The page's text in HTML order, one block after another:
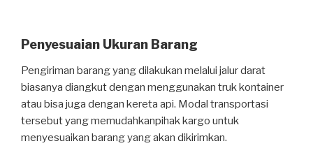
Penyesuaian Ukuran Barang
Pengiriman barang yang dilakukan melalui jalur darat
biasanya diangkut dengan menggunakan truk kontainer
atau bisa juga dengan kereta api. Modal transportasi
tersebut yang memudahkanpihak kargo untuk
menyesuaikan barang yang akan dikirimkan.